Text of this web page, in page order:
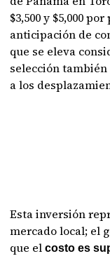
$3,500 y $5,000
anticipación de
que se eleva
selección
a los
Esta inversión
mercado local; el
que elcosto es